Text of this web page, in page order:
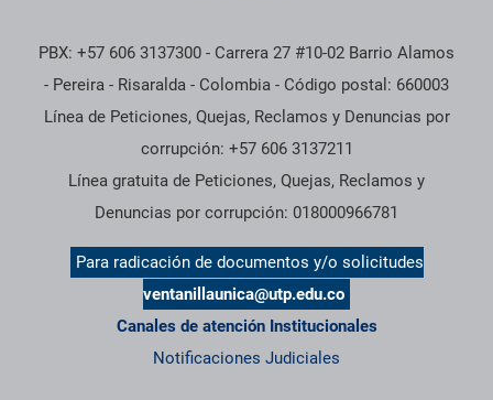
PBX: +57 606 3137300 - Carrera 27 #10-02 Barrio Alamos
- Pereira - Risaralda - Colombia - Código postal: 660003
Línea de Peticiones, Quejas, Reclamos y Denuncias por
corrupción: +57 606 3137211
Línea gratuita de Peticiones, Quejas, Reclamos y
Denuncias por corrupción: 018000966781
Para radicación de documentos y/o solicitudes
ventanillaunica@utp.edu.co
Canales de atención Institucionales
Notificaciones Judiciales